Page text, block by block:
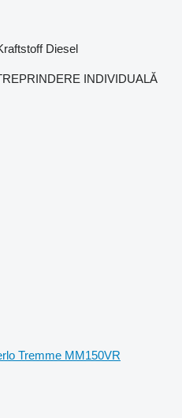
Diesel
INDIVIDUALĂ
Tremme MM150VR